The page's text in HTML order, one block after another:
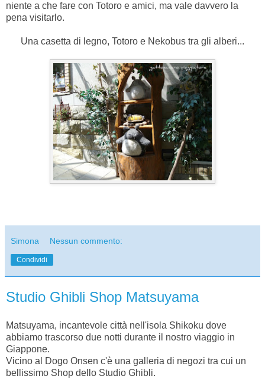
niente a che fare con Totoro e amici, ma vale davvero la
pena visitarlo.
Una casetta di legno, Totoro e Nekobus tra gli alberi...
Simona Nessun commento:
Condividi
Studio Ghibli Shop Matsuyama
Matsuyama, incantevole città nell'isola Shikoku dove
abbiamo trascorso due notti durante il nostro viaggio in
Giappone.
Vicino al Dogo Onsen c'è una galleria di negozi tra cui un
bellissimo Shop dello Studio Ghibli.